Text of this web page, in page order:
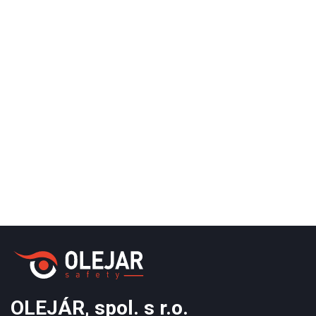
OLEJÁR, spol. s r.o.